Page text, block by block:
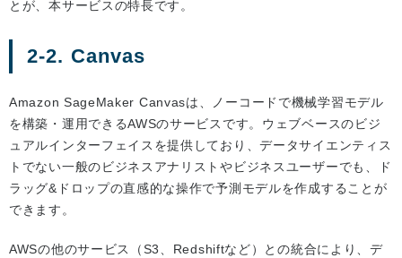
とが、本サービスの特長です。
2-2. Canvas
Amazon SageMaker Canvasは、ノーコードで機械学習モデル
を構築・運用できるAWSのサービスです。ウェブベースのビジ
ュアルインターフェイスを提供しており、データサイエンティス
トでない一般のビジネスアナリストやビジネスユーザーでも、ド
ラッグ&ドロップの直感的な操作で予測モデルを作成することが
できます。
AWSの他のサービス（S3、Redshiftなど）との統合により、デ